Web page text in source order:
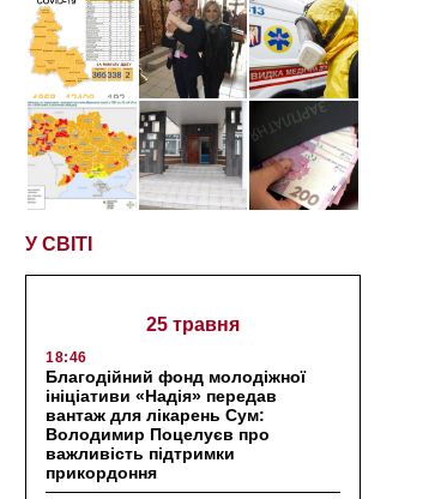
У СВІТІ
25 травня
18:46
Благодійний фонд молодіжної
ініціативи «Надія» передав
вантаж для лікарень Сум:
Володимир Поцелуєв про
важливість підтримки
прикордоння